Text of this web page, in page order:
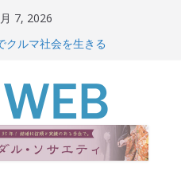
7, 2026
クルマ社会を生きる
年